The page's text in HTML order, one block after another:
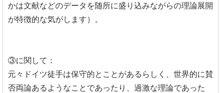
かは文献などのデータを随所に盛り込みながらの理論展開
が特徴的な気がします）。
③に関して：
元々ドイツ徒手は保守的とことがあるらしく、世界的に賛
否両論あるようなことであったり、過激な理論であった